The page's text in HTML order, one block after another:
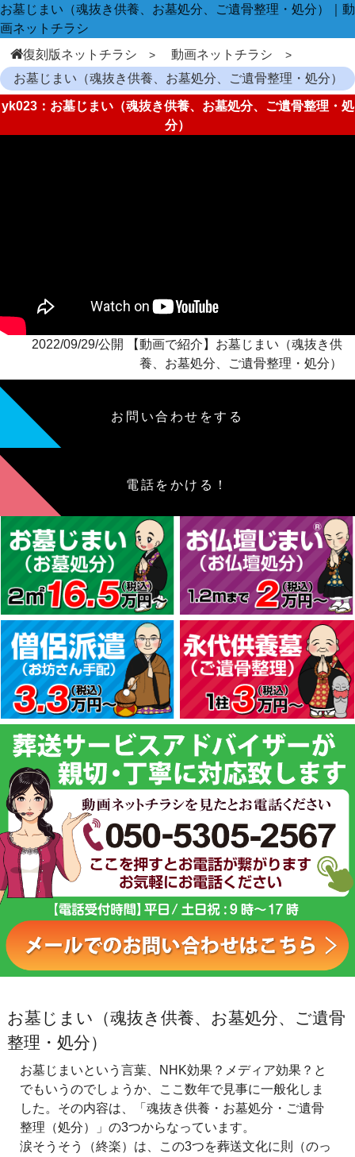
お墓じまい（魂抜き供養、お墓処分、ご遺骨整理・処分）｜動
画ネットチラシ
復刻版ネットチラシ
動画ネットチラシ
お墓じまい（魂抜き供養、お墓処分、ご遺骨整理・処分）
yk023：お墓じまい（魂抜き供養、お墓処分、ご遺骨整理・処
分）
2022/09/29/公開 【動画で紹介】お墓じまい（魂抜き供
養、お墓処分、ご遺骨整理・処分）
お問い合わせをする
電話をかける！
お墓じまい（魂抜き供養、お墓処分、ご遺骨
整理・処分）
お墓じまいという言葉、NHK効果？メディア効果？と
でもいうのでしょうか、ここ数年で見事に一般化しま
した。その内容は、「魂抜き供養・お墓処分・ご遺骨
整理（処分）」の3つからなっています。
涙そうそう（終楽）は、この3つを葬送文化に則（のっ